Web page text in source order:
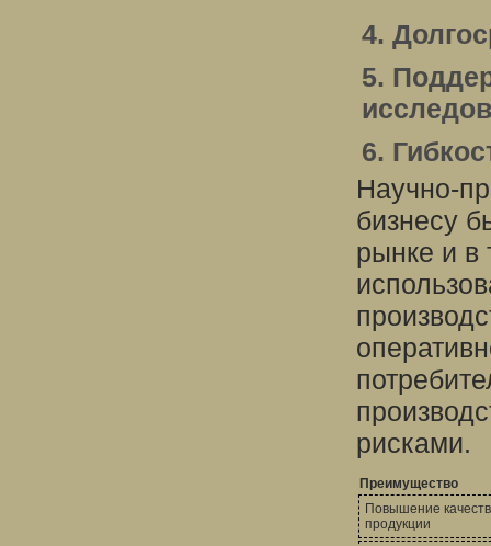
4.
5.
6.
Научно-
бизнесу
рынке и в
рисками.
Преимущество
Повышение
продукции